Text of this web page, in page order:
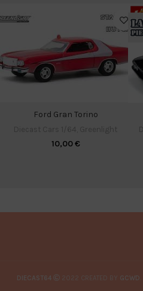
Ford Gran Torino
10,00€
DIECAST64 2022 CREATED BY GCWD